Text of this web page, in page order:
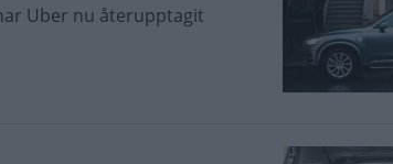
Uber nu återupptagit